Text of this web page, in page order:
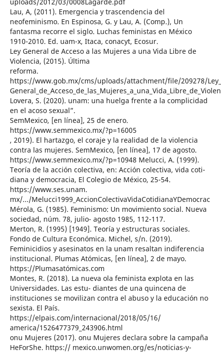
Lau, A, (2011). Emergencia y trascendencia del
neofeminismo. En Espinosa, G. y Lau, A. (Comp.), Un
fantasma recorre el siglo. Luchas feministas en México
1910-2010. Ed. uam-x, Itaca, conacyt, Ecosur.
Ley General de Acceso a las Mujeres a una Vida Libre de
Violencia, (2015). Última
reforma.
https://www.gob.mx/cms/uploads/attachment/file/209278/Ley_
Lovera, S. (2020). unam: una huelga frente a la complicidad
en el acoso sexual”.
SemMexico, [en línea], 25 de enero.
https://www.semmexico.mx/?p=16005
, 2019). El hartazgo, el coraje y la realidad de la violencia
contra las mujeres. SemMexico, [en línea], 17 de agosto.
https://www.semmexico.mx/?p=10948 Melucci, A. (1999).
Teoría de la acción colectiva, en: Acción colectiva, vida coti-
diana y democracia, El Colegio de México, 25-54.
https://www.ses.unam.
mx/.../Melucci1999_AccionColectivaVidaCotidianaYDemocrac
Mérola, G. (1985). Feminismo: Un movimiento social. Nueva
sociedad, núm. 78, julio- agosto 1985, 112-117.
Merton, R. (1995) [1949]. Teoría y estructuras sociales.
Fondo de Cultura Económica. Michel, s/n. (2019).
Feminicidios y asesinatos en la unam resaltan indiferencia
institucional. Plumas Atómicas, [en línea], 2 de mayo.
https://Plumasatómicas.com
Montes, R. (2018). La nueva ola feminista explota en las
Universidades. Las estu- diantes de una quincena de
instituciones se movilizan contra el abuso y la educación no
sexista. El País.
https://elpais.com/internacional/2018/05/16/
america/1526477379_243906.html
onu Mujeres (2017). onu Mujeres declara sobre la campaña
HeForShe. https:// mexico.unwomen.org/es/noticias-y-